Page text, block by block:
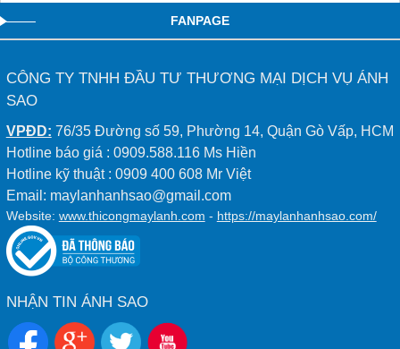
FANPAGE
CÔNG TY TNHH ĐẦU TƯ THƯƠNG MẠI DỊCH VỤ ÁNH
SAO
VPĐD: 76/35 Đường số 59, Phường 14, Quận Gò Vấp, HCM
Hotline báo giá : 0909.588.116 Ms Hiền
Hotline kỹ thuật : 0909 400 608 Mr Việt
Email: maylanhanhsao@gmail.com
Website: www.thicongmaylanh.com - https://maylanhanhsao.com/
NHẬN TIN ÁNH SAO